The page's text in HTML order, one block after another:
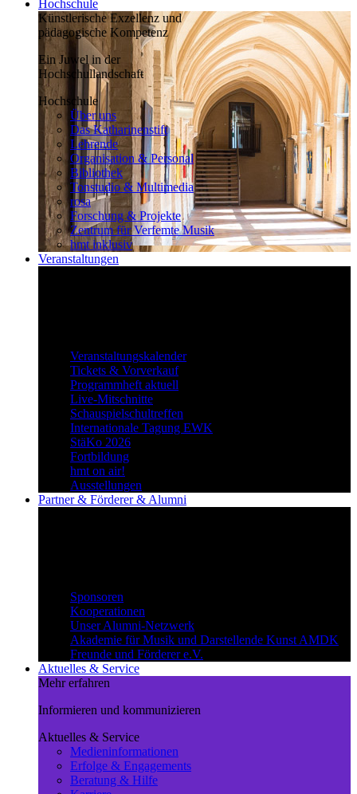
Hochschule
Künstlerische Exzellenz und
pädagogische Kompetenz
Ein Juwel in der
Hochschullandschaft
Hochschule
Über uns
Das Katharinenstift
Lehrende
Organisation & Personal
Bibliothek
Tonstudio & Multimedia
rosa
Forschung & Projekte
Zentrum für Verfemte Musik
hmt inklusiv
Veranstaltungen
Veranstaltungskalender
Tickets & Vorverkauf
Programmheft aktuell
Live-Mitschnitte
Schauspielschultreffen
Internationale Tagung EWK
StäKo 2026
Fortbildung
hmt on air!
Ausstellungen
Partner & Förderer & Alumni
Sponsoren
Kooperationen
Unser Alumni-Netzwerk
Akademie für Musik und Darstellende Kunst AMDK
Freunde und Förderer e.V.
Aktuelles & Service
Mehr erfahren
Informieren und kommunizieren
Aktuelles & Service
Medieninformationen
Erfolge & Engagements
Beratung & Hilfe